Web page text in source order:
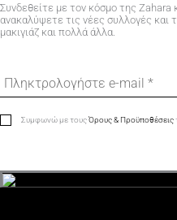
Συνδεθείτε με τον κόσμο της Zahara
ανακαλύψετε τις νέες συλλογές
μακιγιάζ και πολλά άλλα.
Συμφωνώ με τουςΌρους & Προϋποθέσεις